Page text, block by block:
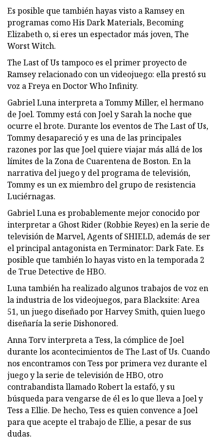
Es posible que también hayas visto a Ramsey en
programas como His Dark Materials, Becoming
Elizabeth o, si eres un espectador más joven, The
Worst Witch.
The Last of Us tampoco es el primer proyecto de
Ramsey relacionado con un videojuego: ella prestó su
voz a Freya en Doctor Who Infinity.
Gabriel Luna interpreta a Tommy Miller, el hermano
de Joel. Tommy está con Joel y Sarah la noche que
ocurre el brote. Durante los eventos de The Last of Us,
Tommy desapareció y es una de las principales
razones por las que Joel quiere viajar más allá de los
límites de la Zona de Cuarentena de Boston. En la
narrativa del juego y del programa de televisión,
Tommy es un ex miembro del grupo de resistencia
Luciérnagas.
Gabriel Luna es probablemente mejor conocido por
interpretar a Ghost Rider (Robbie Reyes) en la serie de
televisión de Marvel, Agents of SHIELD, además de ser
el principal antagonista en Terminator: Dark Fate. Es
posible que también lo hayas visto en la temporada 2
de True Detective de HBO.
Luna también ha realizado algunos trabajos de voz en
la industria de los videojuegos, para Blacksite: Area
51, un juego diseñado por Harvey Smith, quien luego
diseñaría la serie Dishonored.
Anna Torv interpreta a Tess, la cómplice de Joel
durante los acontecimientos de The Last of Us. Cuando
nos encontramos con Tess por primera vez durante el
juego y la serie de televisión de HBO, otro
contrabandista llamado Robert la estafó, y su
búsqueda para vengarse de él es lo que lleva a Joel y
Tess a Ellie. De hecho, Tess es quien convence a Joel
para que acepte el trabajo de Ellie, a pesar de sus
dudas.